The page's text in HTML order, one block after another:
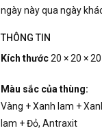
ngày này qua ngày
THÔNG TIN
Kích thước20 × 20 ×
Màu sắc của thùng:
Vàng + Xanh lam +
lam + Đỏ, Antraxit